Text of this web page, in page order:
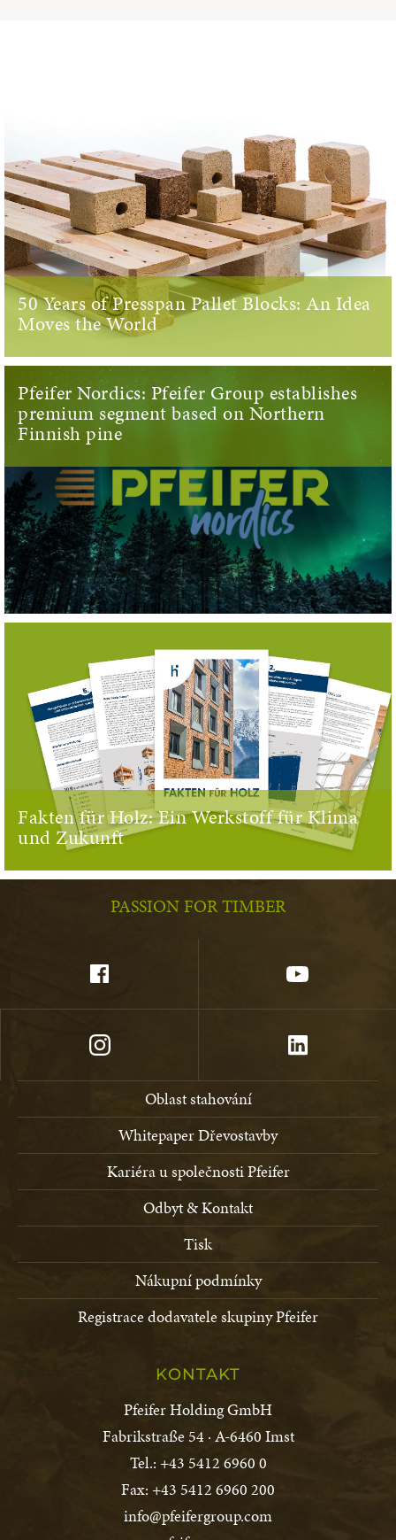
50 Years of Presspan Pallet Blocks: An Idea
Moves the World
Pfeifer Nordics: Pfeifer Group establishes
premium segment based on Northern
Finnish pine
Fakten für Holz: Ein Werkstoff für Klima
und Zukunft
PASSION FOR TIMBER
Oblast stahování
Whitepaper Dřevostavby
Kariéra u společnosti Pfeifer
Odbyt & Kontakt
Tisk
Nákupní podmínky
Registrace dodavatele skupiny Pfeifer
KONTAKT
Pfeifer Holding GmbH
Fabrikstraße 54 · A-6460 Imst
Tel.: +43 5412 6960 0
Fax: +43 5412 6960 200
info@pfeifergroup.com